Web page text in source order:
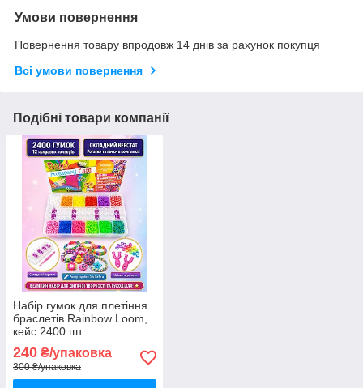
Умови повернення
Повернення товару впродовж 14 днів за рахунок покупця
Всі умови повернення
Подібні товари компанії
Набір гумок для плетіння
браслетів Rainbow Loom,
кейс 2400 шт
240 ₴/упаковка
300 ₴/упаковка